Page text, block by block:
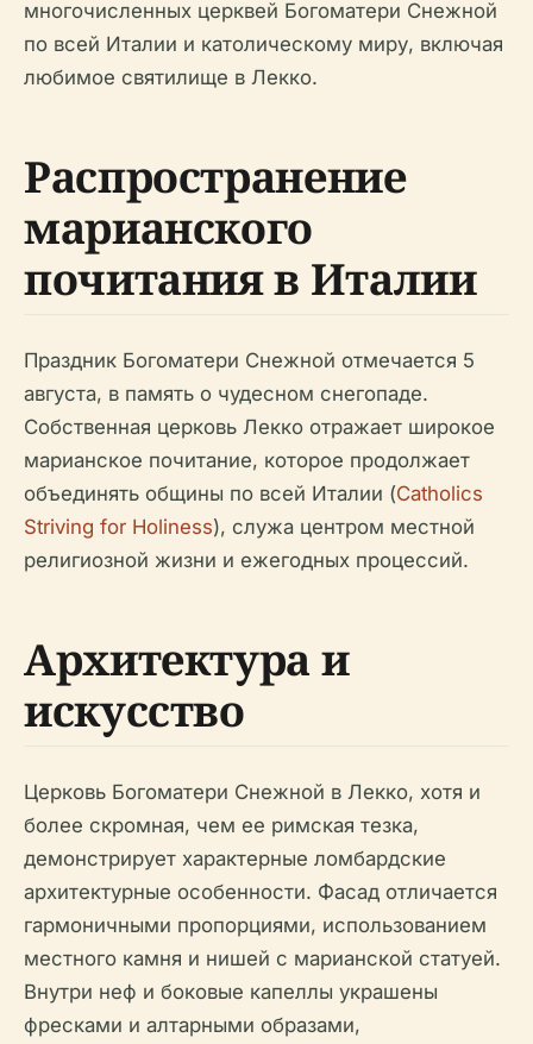
многочисленных церквей Богоматери Снежной
по всей Италии и католическому миру, включая
любимое святилище в Лекко.
Распространение
марианского
почитания в Италии
Праздник Богоматери Снежной отмечается 5
августа, в память о чудесном снегопаде.
Собственная церковь Лекко отражает широкое
марианское почитание, которое продолжает
объединять общины по всей Италии (Catholics
Striving for Holiness), служа центром местной
религиозной жизни и ежегодных процессий.
Архитектура и
искусство
Церковь Богоматери Снежной в Лекко, хотя и
более скромная, чем ее римская тезка,
демонстрирует характерные ломбардские
архитектурные особенности. Фасад отличается
гармоничными пропорциями, использованием
местного камня и нишей с марианской статуей.
Внутри неф и боковые капеллы украшены
фресками и алтарными образами,